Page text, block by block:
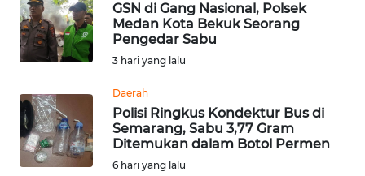
GSN di Gang Nasional, Polsek
Medan Kota Bekuk Seorang
Pengedar Sabu
3 hari yang lalu
Daerah
Polisi Ringkus Kondektur Bus di
Semarang, Sabu 3,77 Gram
Ditemukan dalam Botol Permen
6 hari yang lalu
OPINI
Informasi
INDEKS
BERITA
KONTAK
KAMI